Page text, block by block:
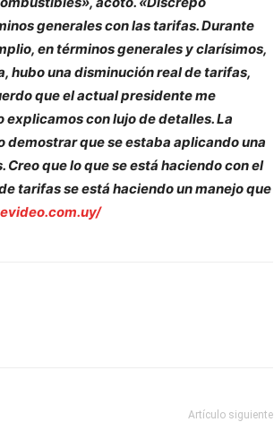
generales con las tarifas. Durante
en términos generales y clarísimos,
hubo una disminución real de tarifas,
que el actual presidente me
con lujo de detalles. La
demostrar que se estaba aplicando una
que lo que se está haciendo con el
tarifas se está haciendo un manejo que
Artículo siguiente